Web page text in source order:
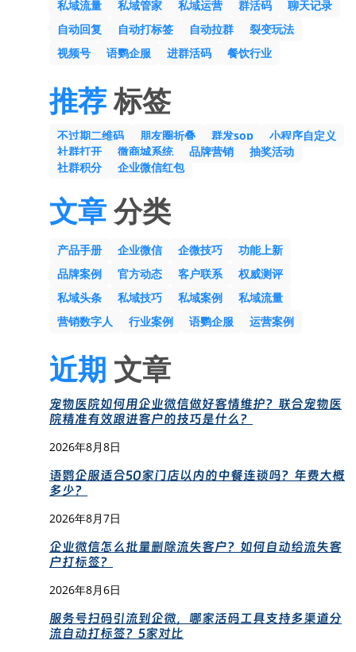
私域流量 私域管家 私域运营 群活码
聊天记录
自动回复
自动打标签 自动拉群
裂变玩法
视频号
语鹦企服 进群活码 餐饮行业
推荐标签
不过期二维码 朋友圈折叠 群发sop
小程序自定义
社群打开
微商城系统 品牌营销
抽奖活动
社群积分
企业微信红包
文章分类
产品手册 企业微信 企微技巧
功能上新
品牌案例
官方动态 客户联系
权威测评
私域头条
私域技巧 私域案例
私域流量
营销数字人
行业案例 语鹦企服 运营案例
近期 文章
宠物医院如何用企业微信做好客情维护？联合宠物医
院精准有效跟进客户的技巧是什么？
2026年8月8日
语鹦企服适合50家门店以内的中餐连锁吗？年费大概
多少？
2026年8月7日
企业微信怎么批量删除流失客户？如何自动给流失客
户打标签？
2026年8月6日
服务号扫码引流到企微，哪家活码工具支持多渠道分
流自动打标签？5家对比